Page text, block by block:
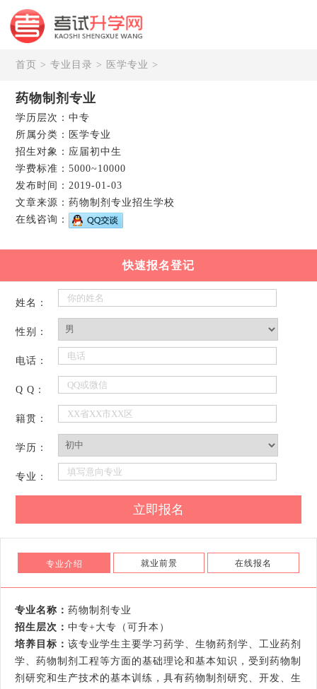
首页 >专业目录 > 医学专业 >
药物制剂专业
学历层次：中专
所属分类：医学专业
招生对象：应届初中生
学费标准：5000~10000
发布时间：2019-01-03
文章来源：药物制剂专业招生学校
在线咨询：
快速报名登记
姓名：
性别：
电话：
Q Q：
籍贯：
学历：
专业：
专业介绍 就业前景 在线报名
专业名称： 药物制剂专业
招生层次： 中专+大专（可升本）
培养目标： 该专业学生主要学习药学、生物药剂学、工业药剂
学、药物制剂工程等方面的基础理论和基本知识，受到药物制
剂研究和生产技术的基本训练，具有药物制剂研究、开发、生